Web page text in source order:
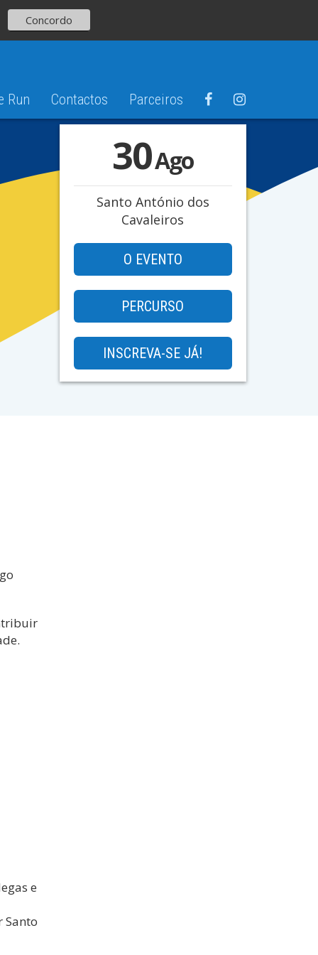
Run Contactos Parceiros
30Ago
Santo António dos
Cavaleiros
O EVENTO
PERCURSO
INSCREVA-SE JÁ!
e
Santo
Concordo